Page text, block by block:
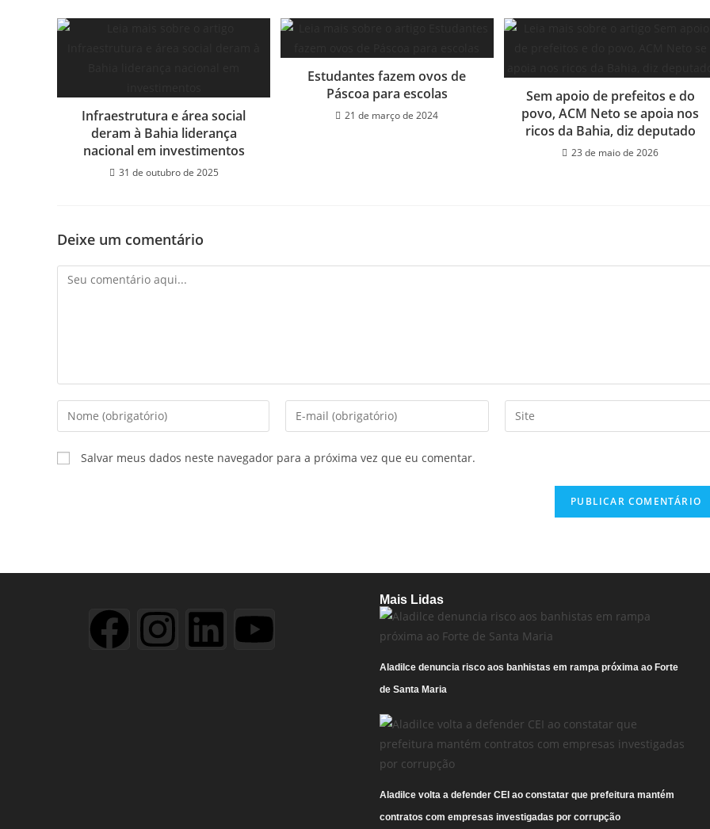
Infraestrutura e área social
deram à Bahia liderança
nacional em investimentos
31 de outubro de 2025
Estudantes fazem ovos de
Páscoa para escolas
21 de março de 2024
Sem apoio de prefeitos e do
povo, ACM Neto se apoia nos
ricos da Bahia, diz deputado
23 de maio de 2026
Deixe um comentário
Salvar meus dados neste navegador para a próxima vez que eu comentar.
Mais Lidas
Aladilce denuncia risco aos banhistas em rampa próxima ao Forte
de Santa Maria
Aladilce volta a defender CEI ao constatar que prefeitura mantém
contratos com empresas investigadas por corrupção